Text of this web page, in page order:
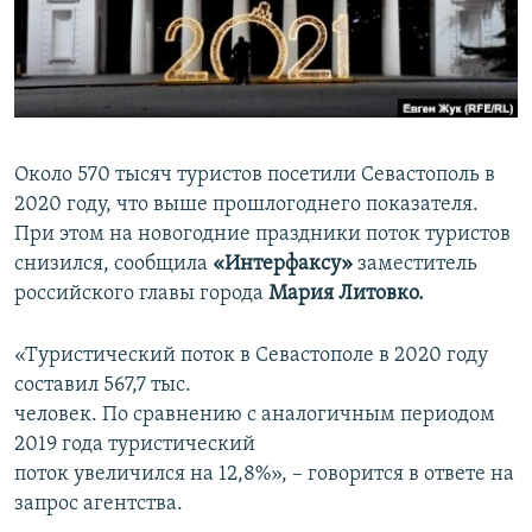
ПОБЕДИТЕЛЕЙ НЕ СУДЯТ?
КРЫМ.НЕПОКОРЕННЫЙ
ELIFBE
ПРИСОЕДИНЯЙТЕСЬ!
Все сайты RFE/RL
Около 570 тысяч туристов посетили Севастополь в
2020 году, что выше прошлогоднего показателя.
При этом на новогодние праздники поток туристов
снизился, сообщила «Интерфаксу» заместитель
российского главы города Мария Литовко.
«Туристический поток в Севастополе в 2020 году
составил 567,7 тыс.
человек. По сравнению с аналогичным периодом
2019 года туристический
поток увеличился на 12,8%», – говорится в ответе на
запрос агентства.